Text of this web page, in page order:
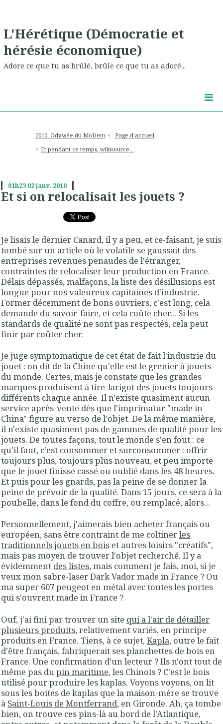
L'Hérétique (Démocratie et
hérésie économique)
Adore ce que tu as brûlé, brûle ce que tu as adoré...
2010, Odyssée du MoDem
Page d'accueil
Et pendant ce temps, wikisource...
01h23 02janv. 2010
Et si on relocalisait les jouets ?
Je lisais le dernier Canard, il y a peu, et ce-faisant, je suis
tombé sur un article où le volatile se gaussait des
entreprises revenues penaudes de l'étranger,
contraintes de relocaliser leur production en France.
Délais dépassés, malfaçons, la liste des désillusions est
longue pour nos valeureux capitaines d'industrie.
Former décemment de bons ouvriers, c'est long, cela
demande du savoir-faire, et cela coûte cher... Si les
standards de qualité ne sont pas respectés, cela peut
finir par coûter cher.
Je juge symptomatique de cet état de fait l'industrie du
jouet : on dit de la Chine qu'elle est le grenier à jouets
du monde. Certes, mais je constate que les grandes
marques produisent à tire-larigot des jouets toujours
différents chaque année. Il n'existe quasiment aucun
service après-vente dès que l'imprimatur "made in
China" figure au verso de l'objet. De la même manière,
il n'existe quasiment pas de gammes de qualité pour les
jouets. De toutes façons, tout le monde s'en fout : ce
qu'il faut, c'est consommer et surconsommer : offrir
toujours plus, toujours plus nouveau, et peu importe
que le jouet finisse cassé ou oublié dans les 48 heures.
Et puis pour les gnards, pas la peine de se donner la
peine de prévoir de la qualité. Dans 15 jours, ce sera à la
poubelle, dans le fond du coffre, ou remplacé, alors...
Personnellement, j'aimerais bien acheter français ou
européen, sans être contraint de me coltinerles
traditionnels jouets en bois et autres loisirs "créatifs",
mais pas moyen de trouver l'objet recherché. Il y a
évidemment des listes, mais comment je fais, moi, si je
veux mon sabre-laser Dark Vador made in France ? Ou
ma super 607 peugeot en métal avec toutes les portes
qui s'ouvrent made in France ?
Ouf, j'ai fini par trouver un site qui a l'air de détailler
plusieurs produits, relativement variés, en principe
produits en France. Tiens, à ce sujet, Kapla, outre le fait
d'être français, fabriquerait ses planchettes de bois en
France. Une confirmation d'un lecteur ? Ils n'ont tout de
même pas du pin maritime, les Chinois ? C'est le bois
utilisé pour produire les kaplas. Voyons voyons, on lit
sous les boites de kaplas que la maison-mère se trouve
à Saint-Louis de Montferrand, en Gironde. Ah, ça tombe
bien, on trouve ces pins-là au bord de l'Atlantique,